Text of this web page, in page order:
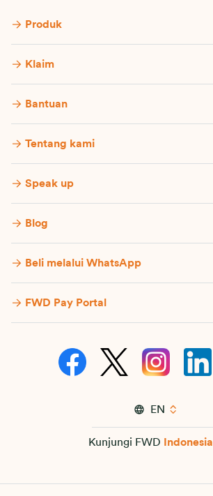
Produk
Klaim
Bantuan
Tentang kami
Speak up
Blog
Beli melalui WhatsApp
FWD Pay Portal
EN
Kunjungi FWD Indonesia